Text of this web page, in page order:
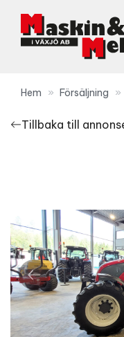
innehåll
Hem » Försäljning »
Tillbaka till